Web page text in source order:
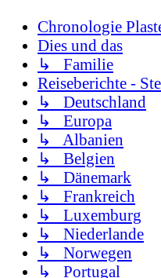
Chronologie
Dies und das
↳ Familie
Reiseberichte -
↳ Deutschland
↳ Europa
↳ Albanien
↳ Belgien
↳ Dänemark
↳ Frankreich
↳ Luxemburg
↳ Niederlande
↳ Norwegen
↳ Portugal